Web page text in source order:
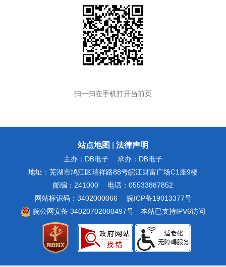
扫一扫在手机打开当前页
站点地图 法律声明
主办：DB电子
承办：DB电子
地址：芜湖市鸠江区瑞祥路88号皖江财富广场C1座9楼
邮编：241000
电话：05533887852
网站标识码：3402000066
皖ICP备19013377号
皖公网安备 34020702000497号
本站已支持IPV6访问